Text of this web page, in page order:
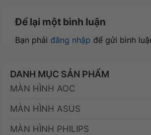
Để lại một bình luận
Bạn phải đăng nhập để gửi bình
DANH MỤC SẢN PHẨM
MÀN HÌNH AOC
MÀN HÌNH ASUS
MÀN HÌNH PHILIPS